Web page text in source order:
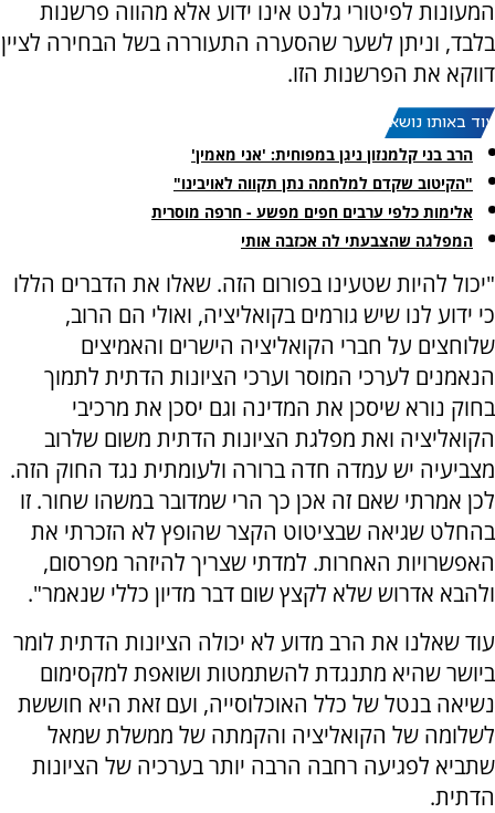
המעונות לפיטורי גלנט אינו ידוע אלא מהווה פרשנות
בלבד, וניתן לשער שהסערה התעוררה בשל הבחירה לציין
דווקא את הפרשנות הזו.
עוד באותו נושא:
הרב בני קלמנזון ניגן במפוחית: 'אני מאמין'
"הקיטוב שקדם למלחמה נתן תקווה לאויבינו"
אלימות כלפי ערבים חפים מפשע - חרפה מוסרית
המפלגה שהצבעתי לה אכזבה אותי
"יכול להיות שטעינו בפורום הזה. שאלו את הדברים הללו
כי ידוע לנו שיש גורמים בקואליציה, ואולי הם הרוב,
שלוחצים על חברי הקואליציה הישרים והאמיצים
הנאמנים לערכי המוסר וערכי הציונות הדתית לתמוך
בחוק נורא שיסכן את המדינה וגם יסכן את מרכיבי
הקואליציה ואת מפלגת הציונות הדתית משום שלרוב
מצביעיה יש עמדה חדה ברורה ולעומתית נגד החוק הזה.
לכן אמרתי שאם זה אכן כך הרי שמדובר במשהו שחור. זו
בהחלט שגיאה שבציטוט הקצר שהופץ לא הזכרתי את
האפשרויות האחרות. למדתי שצריך להיזהר מפרסום,
ולהבא אדרוש שלא לקצץ שום דבר מדיון כללי שנאמר".
עוד שאלנו את הרב מדוע לא יכולה הציונות הדתית לומר
ביושר שהיא מתנגדת להשתמטות ושואפת למקסימום
נשיאה בנטל של כלל האוכלוסייה, ועם זאת היא חוששת
לשלומה של הקואליציה והקמתה של ממשלת שמאל
שתביא לפגיעה רחבה הרבה יותר בערכיה של הציונות
הדתית.